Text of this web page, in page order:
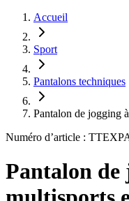
Accueil
Sport
Pantalons techniques
Pantalon de jogging
Numéro d’article :
Pantalon de